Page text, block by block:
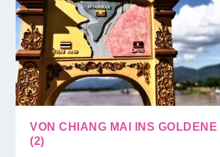
VON CHIANG MAI INS
(2)